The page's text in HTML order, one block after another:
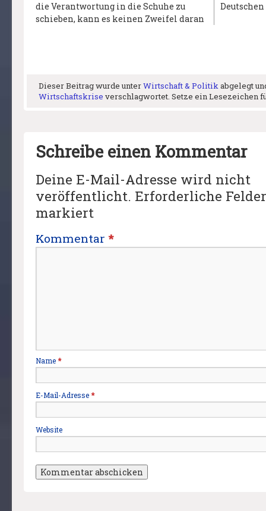
die Verantwortung in die Schuhe zu
schieben, kann es keinen Zweifel daran
Dieser Beitrag wurde unterWirtschaft & Politikabgelegt
Wirtschaftskrise verschlagwortet. Setze ein Lesezeichen
Schreibe einen Kommentar
Deine E-Mail-Adresse wird nicht
veröffentlicht. Erforderliche
markiert
Kommentar *
Name *
E-Mail-Adresse *
Website